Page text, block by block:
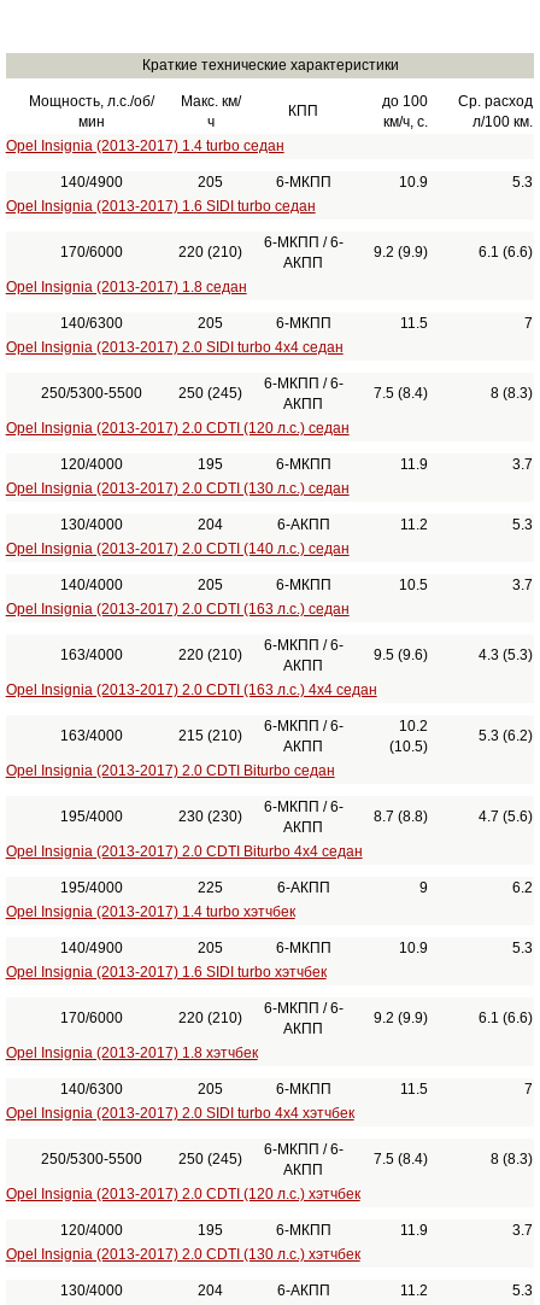
Краткие технические характеристики
Мощность, л.с./об/
мин
Макс. км/
ч
КПП
до 100
км/ч, с.
Ср. расход
л/100 км.
Opel Insignia (2013-2017) 1.4 turbo седан
140/4900 205 6-МКПП 10.9
5.3
Opel Insignia (2013-2017) 1.6 SIDI turbo седан
170/6000 220 (210)
6-МКПП / 6-
АКПП
9.2 (9.9) 6.1 (6.6)
Opel Insignia (2013-2017) 1.8 седан
140/6300 205 6-МКПП 11.5
7
Opel Insignia (2013-2017) 2.0 SIDI turbo 4x4 седан
250/5300-5500 250 (245)
6-МКПП / 6-
АКПП
7.5 (8.4) 8 (8.3)
Opel Insignia (2013-2017) 2.0 CDTI (120 л.с.) седан
120/4000 195 6-МКПП 11.9
3.7
Opel Insignia (2013-2017) 2.0 CDTI (130 л.с.) седан
130/4000 204 6-АКПП 11.2
5.3
Opel Insignia (2013-2017) 2.0 CDTI (140 л.с.) седан
140/4000 205 6-МКПП 10.5
3.7
Opel Insignia (2013-2017) 2.0 CDTI (163 л.с.) седан
163/4000 220 (210)
6-МКПП / 6-
АКПП
9.5 (9.6) 4.3 (5.3)
Opel Insignia (2013-2017) 2.0 CDTI (163 л.с.) 4x4 седан
163/4000 215 (210)
6-МКПП / 6-
АКПП
10.2
(10.5)
5.3 (6.2)
Opel Insignia (2013-2017) 2.0 CDTI Biturbo седан
195/4000 230 (230)
6-МКПП / 6-
АКПП
8.7 (8.8) 4.7 (5.6)
Opel Insignia (2013-2017) 2.0 CDTI Biturbo 4x4 седан
195/4000 225 6-АКПП 9
6.2
Opel Insignia (2013-2017) 1.4 turbo хэтчбек
140/4900 205 6-МКПП 10.9
5.3
Opel Insignia (2013-2017) 1.6 SIDI turbo хэтчбек
170/6000 220 (210)
6-МКПП / 6-
АКПП
9.2 (9.9) 6.1 (6.6)
Opel Insignia (2013-2017) 1.8 хэтчбек
140/6300 205 6-МКПП 11.5
7
Opel Insignia (2013-2017) 2.0 SIDI turbo 4x4 хэтчбек
250/5300-5500 250 (245)
6-МКПП / 6-
АКПП
7.5 (8.4) 8 (8.3)
Opel Insignia (2013-2017) 2.0 CDTI (120 л.с.) хэтчбек
120/4000 195 6-МКПП 11.9
3.7
Opel Insignia (2013-2017) 2.0 CDTI (130 л.с.) хэтчбек
130/4000 204 6-АКПП 11.2
5.3